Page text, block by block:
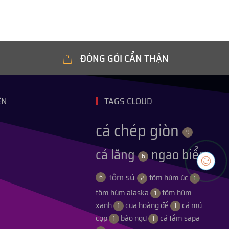
ĐÓNG GÓI CẨN THẬN
TAGS CLOUD
cá chép giòn 9
cá lăng 6 ngao biển
6 tôm sú 2 tôm hùm úc 1
tôm hùm alaska 1
tôm hùm
xanh 1 cua hoàng đế 1
cá mú
cọp 1 bào ngư 1 cá tầm sapa